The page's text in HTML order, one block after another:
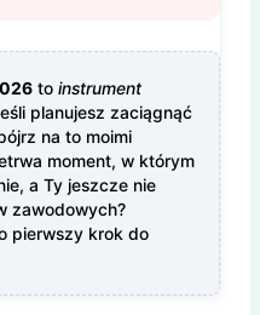
to instrument
planujesz zaciągnąć
na to moimi
moment, w którym
a Ty jeszcze nie
zawodowych?
pierwszy krok do